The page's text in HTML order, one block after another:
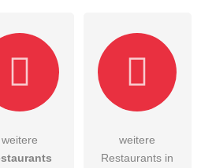
dieAGB
weitere
weitere
Restaurants in